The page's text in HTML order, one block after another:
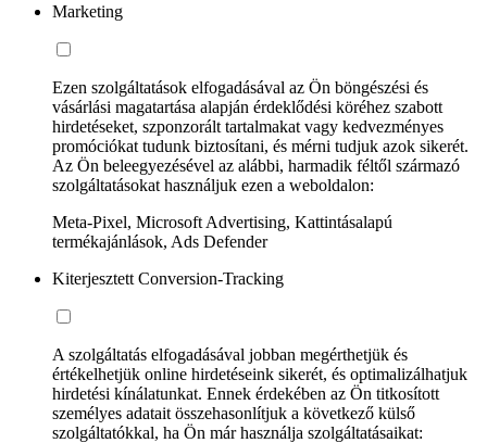
Marketing
Ezen szolgáltatások elfogadásával az Ön böngészési és
vásárlási magatartása alapján érdeklődési köréhez szabott
hirdetéseket, szponzorált tartalmakat vagy kedvezményes
promóciókat tudunk biztosítani, és mérni tudjuk azok sikerét.
Az Ön beleegyezésével az alábbi, harmadik féltől származó
szolgáltatásokat használjuk ezen a weboldalon:
Meta-Pixel, Microsoft Advertising, Kattintásalapú
termékajánlások, Ads Defender
Kiterjesztett Conversion-Tracking
A szolgáltatás elfogadásával jobban megérthetjük és
értékelhetjük online hirdetéseink sikerét, és optimalizálhatjuk
hirdetési kínálatunkat. Ennek érdekében az Ön titkosított
személyes adatait összehasonlítjuk a következő külső
szolgáltatókkal, ha Ön már használja szolgáltatásaikat: